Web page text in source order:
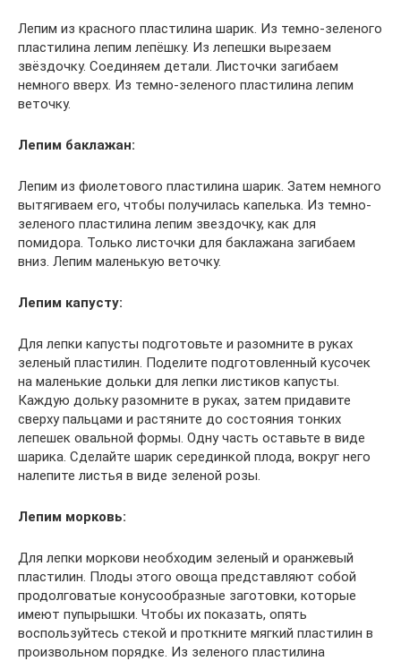
Лепим из красного пластилина шарик. Из темно-зеленого
пластилина лепим лепёшку. Из лепешки вырезаем
звёздочку. Соединяем детали. Листочки загибаем
немного вверх. Из темно-зеленого пластилина лепим
веточку.
Лепим баклажан:
Лепим из фиолетового пластилина шарик. Затем немного
вытягиваем его, чтобы получилась капелька. Из темно-
зеленого пластилина лепим звездочку, как для
помидора. Только листочки для баклажана загибаем
вниз. Лепим маленькую веточку.
Лепим капусту:
Для лепки капусты подготовьте и разомните в руках
зеленый пластилин. Поделите подготовленный кусочек
на маленькие дольки для лепки листиков капусты.
Каждую дольку разомните в руках, затем придавите
сверху пальцами и растяните до состояния тонких
лепешек овальной формы. Одну часть оставьте в виде
шарика. Сделайте шарик серединкой плода, вокруг него
налепите листья в виде зеленой розы.
Лепим морковь:
Для лепки моркови необходим зеленый и оранжевый
пластилин. Плоды этого овоща представляют собой
продолговатые конусообразные заготовки, которые
имеют пупырышки. Чтобы их показать, опять
воспользуйтесь стекой и проткните мягкий пластилин в
произвольном порядке. Из зеленого пластилина